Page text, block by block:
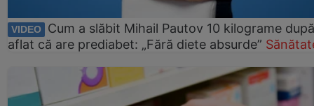
VIDEO
Cum a slăbit Mihail Pautov 10 kilograme
aflat că are prediabet: „Fără diete absurde”